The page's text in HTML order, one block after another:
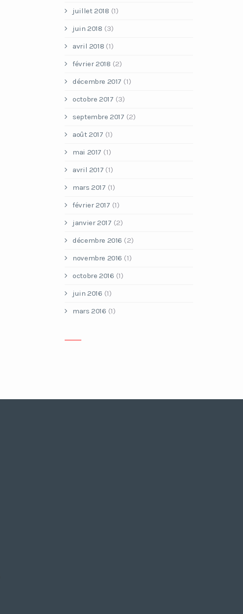
juillet 2018 (1)
juin 2018 (3)
avril 2018 (1)
février 2018 (2)
décembre 2017 (1)
octobre 2017 (3)
septembre 2017 (2)
août 2017 (1)
mai 2017 (1)
avril 2017 (1)
mars 2017 (1)
février 2017 (1)
janvier 2017 (2)
décembre 2016 (2)
novembre 2016 (1)
octobre 2016 (1)
juin 2016 (1)
mars 2016 (1)